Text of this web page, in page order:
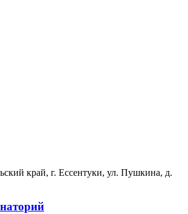
край, г. Ессентуки, ул. Пушкина, д.